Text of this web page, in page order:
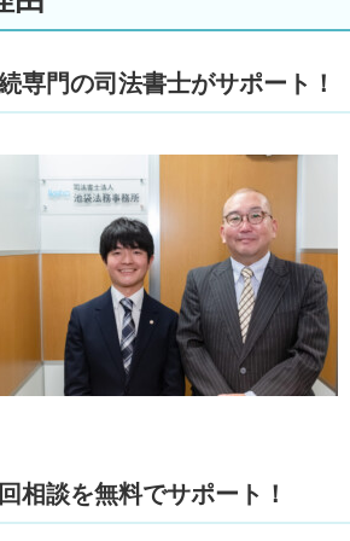
専門の司法書士がサポート！
相談を無料でサポート！